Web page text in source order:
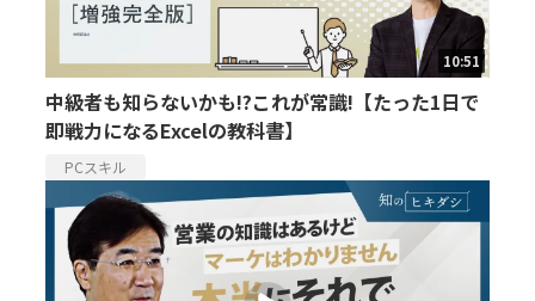
10:51
中級者も知らないかも!?これが常識!【たった1日で
即戦力になるExcelの教科書】
PCスキル